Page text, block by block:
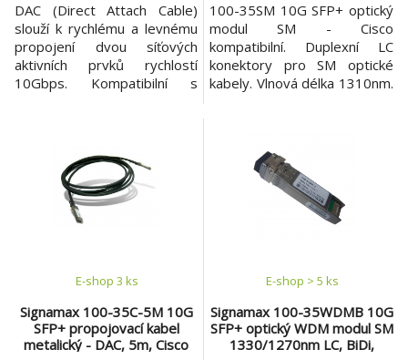
DAC (Direct Attach Cable)
slouží k rychlému a levnému
propojení dvou síťových
aktivních prvků rychlostí
10Gbps. Kompatibilní s
levné řešení pro snadné
propojení dvou síťových
aktivních prvků switch/router
rychlostí 10Gbps bez
nutnosti pořízení SFP+
100-35SM 10G SFP+ optický
modul SM - Cisco
kompatibilní. Duplexní LC
konektory pro SM optické
kabely. Vlnová délka 1310nm.
10G SFP+ optický modul s
konektorem LC pro
Singlemode kabel na vln.
délce 1310nm. Modul je
kompatibilní se zařízeními
Signamax 100-35C-5M 10G
SFP+ propojovací kabel
metalický - DAC, 5m, Cisco
E-shop 3 ks
Signamax 100-35WDMB 10G
SFP+ optický WDM modul SM
1330/1270nm LC, BiDi,
E-shop > 5 ks